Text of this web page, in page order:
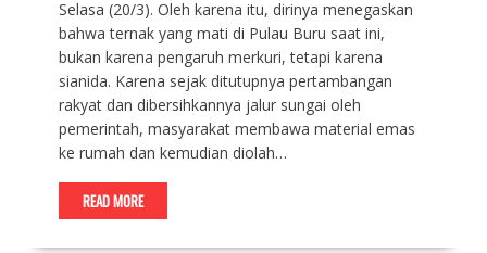
Selasa (20/3). Oleh karena itu, dirinya menegaskan
bahwa ternak yang mati di Pulau Buru saat ini,
bukan karena pengaruh merkuri, tetapi karena
sianida. Karena sejak ditutupnya pertambangan
rakyat dan dibersihkannya jalur sungai oleh
pemerintah, masyarakat membawa material emas
ke rumah dan kemudian diolah…
READ MORE